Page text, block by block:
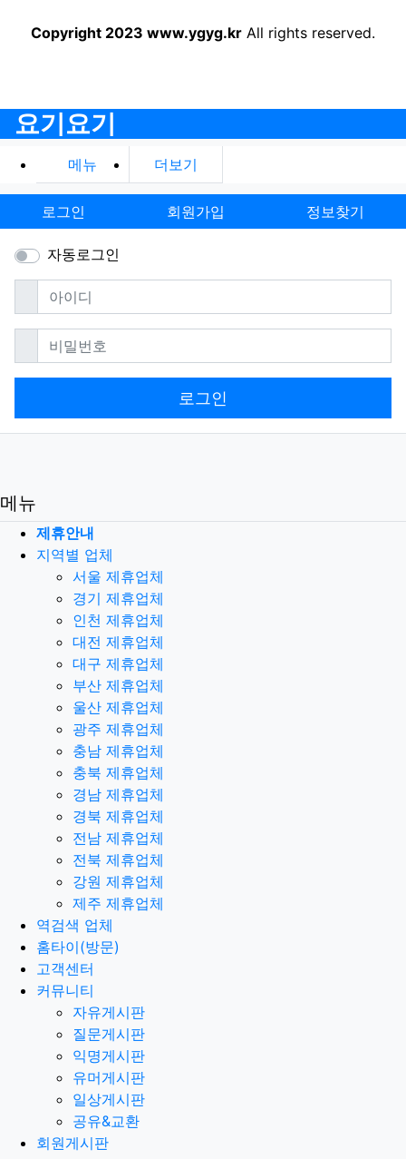
Copyright 2023 www.ygyg.kr All rights reserved.
요기요기
메뉴 더보기
로그인 회원가입 정보찾기
자동로그인
아이디필수
비밀번호필수
로그인
메뉴
제휴안내
지역별 업체
서울 제휴업체
경기 제휴업체
인천 제휴업체
대전 제휴업체
대구 제휴업체
부산 제휴업체
울산 제휴업체
광주 제휴업체
충남 제휴업체
충북 제휴업체
경남 제휴업체
경북 제휴업체
전남 제휴업체
전북 제휴업체
강원 제휴업체
제주 제휴업체
역검색 업체
홈타이(방문)
고객센터
커뮤니티
자유게시판
질문게시판
익명게시판
유머게시판
일상게시판
공유&교환
회원게시판